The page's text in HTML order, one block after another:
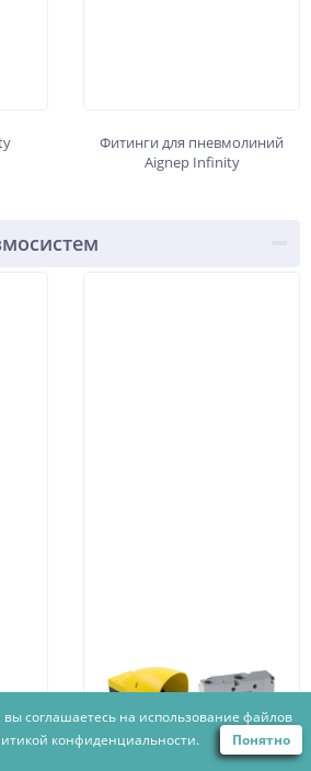
Фитинги для пневмолиний
Aignep Infinity
вы соглашаетесь на использование файлов
конфиденциальности. Понятно